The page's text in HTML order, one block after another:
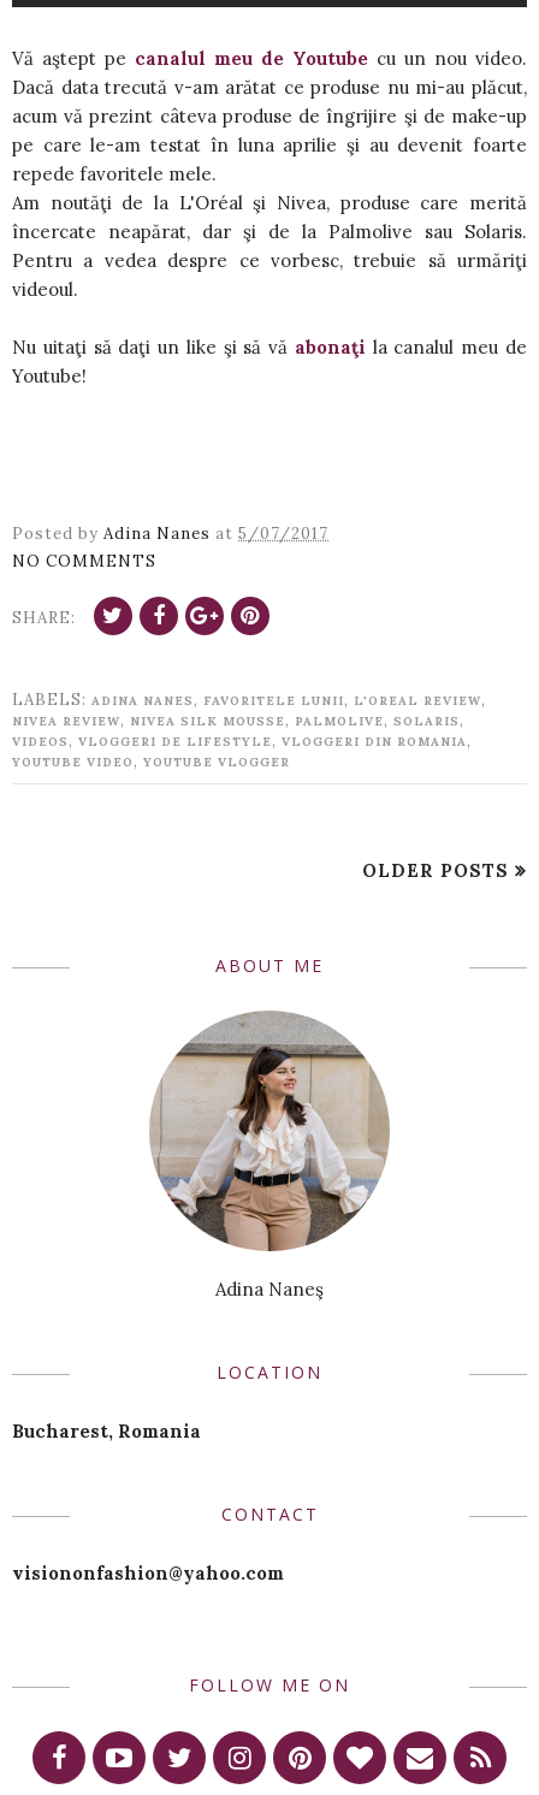
Vă aştept pe canalul meu de Youtube cu un nou video.
Dacă data trecută v-am arătat ce produse nu mi-au plăcut,
acum vă prezint câteva produse de îngrijire şi de make-up
pe care le-am testat în luna aprilie şi au devenit foarte
repede favoritele mele.
Am noutăţi de la L'Oréal şi Nivea, produse care merită
încercate neapărat, dar şi de la Palmolive sau Solaris.
Pentru a vedea despre ce vorbesc, trebuie să urmăriţi
videoul.
Nu uitaţi să daţi un like şi să vă abonaţi la canalul meu de
Youtube!
Posted by Adina Nanes at 5/07/2017
NO COMMENTS
SHARE:
LABELS: ADINA NANES , FAVORITELE LUNII, L'OREAL REVIEW,
NIVEA REVIEW, NIVEA SILK MOUSSE , PALMOLIVE , SOLARIS ,
VIDEOS , VLOGGERI DE LIFESTYLE , VLOGGERI DIN ROMANIA,
YOUTUBE VIDEO , YOUTUBE VLOGGER
OLDER POSTS
ABOUT ME
Adina Naneş
LOCATION
Bucharest, Romania
CONTACT
visiononfashion@yahoo.com
FOLLOW ME ON